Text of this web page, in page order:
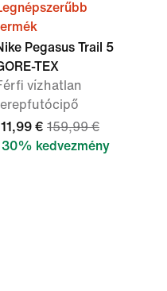
Pegasus Trail 5
TEX
vízhatlan
€ 159,99 €
30% kedvezmény